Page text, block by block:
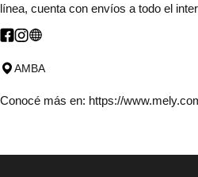
línea, cuenta con envíos a todo el
AMBA
Conocé más en: https://